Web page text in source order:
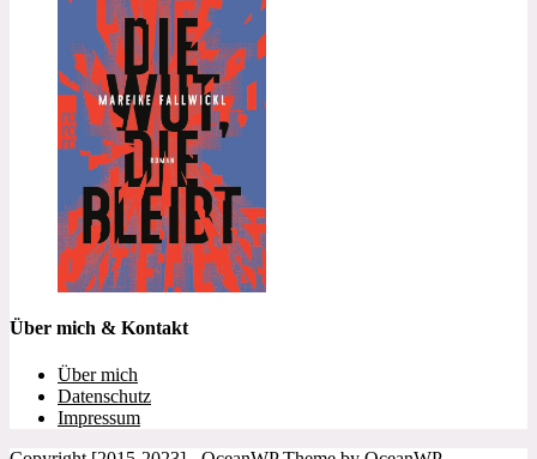
Über mich & Kontakt
Über mich
Datenschutz
Impressum